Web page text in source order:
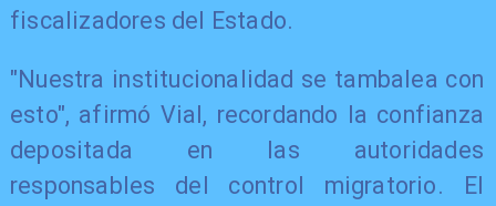
fiscalizadores del Estado.
"Nuestra institucionalidad se tambalea con
esto", afirmó Vial, recordando la confianza
depositada en las autoridades
responsables del control migratorio. El